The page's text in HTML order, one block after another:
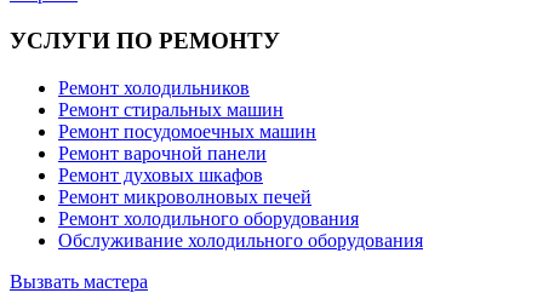
УСЛУГИ ПО РЕМОНТУ
Ремонт холодильников
Ремонт стиральных машин
Ремонт посудомоечных машин
Ремонт варочной панели
Ремонт духовых шкафов
Ремонт микроволновых печей
Ремонт холодильного оборудования
Обслуживание холодильного оборудования
Вызвать мастера